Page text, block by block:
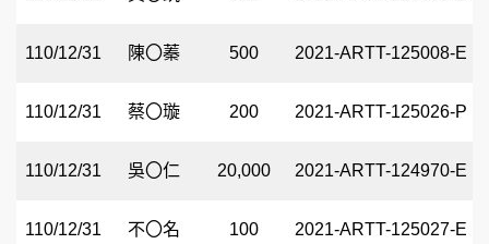
110/12/31 陳〇蓁 500 2021-ARTT-125008-E
110/12/31 蔡〇璇 200 2021-ARTT-125026-P
110/12/31 吳〇仁 20,000 2021-ARTT-124970-E
110/12/31 不〇名 100 2021-ARTT-125027-E